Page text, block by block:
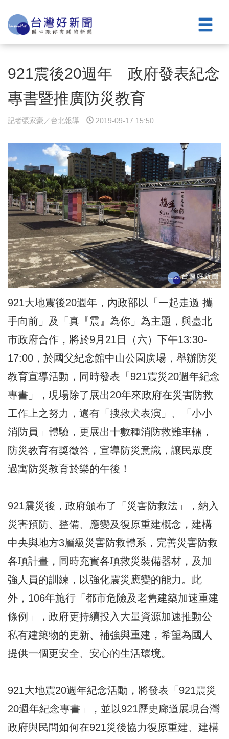
921震後20週年 政府發表紀念
專書暨推廣防災教育
記者張家豪／台北報導 2019-09-17 15:50
921大地震後20週年，內政部以「一起走過 攜
手向前」及「真『震』為你」為主題，與臺北
市政府合作，將於9月21日（六）下午13:30-
17:00，於國父紀念館中山公園廣場，舉辦防災
教育宣導活動，同時發表「921震災20週年紀念
專書」，現場除了展出20年來政府在災害防救
工作上之努力，還有「搜救犬表演」、「小小
消防員」體驗，更展出十數種消防救難車輛，
防災教育有獎徵答，宣導防災意識，讓民眾度
過寓防災教育於樂的午後！
921震災後，政府頒布了「災害防救法」，納入
災害預防、整備、應變及復原重建概念，建構
中央與地方3層級災害防救體系，完善災害防救
各項計畫，同時充實各項救災裝備器材，及加
強人員的訓練，以強化震災應變的能力。此
外，106年施行「都市危險及老舊建築加速重建
條例」，政府更持續投入大量資源加速推動公
私有建築物的更新、補強與重建，希望為國人
提供一個更安全、安心的生活環境。
921大地震20週年紀念活動，將發表「921震災
20週年紀念專書」，並以921歷史廊道展現台灣
政府與民間如何在921災後協力復原重建、建構